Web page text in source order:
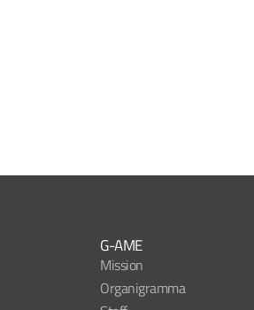
G-AME
Mission
Organigramma